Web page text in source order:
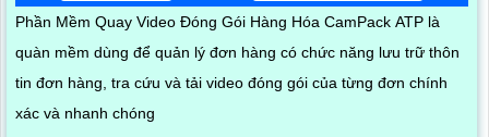
Phần Mềm Quay Video Đóng Gói Hàng Hóa CamPack ATP là
quàn mềm dùng để quản lý đơn hàng có chức năng lưu trữ thôn
tin đơn hàng, tra cứu và tải video đóng gói của từng đơn chính
xác và nhanh chóng